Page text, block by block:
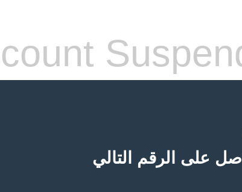
على الرقم التالي